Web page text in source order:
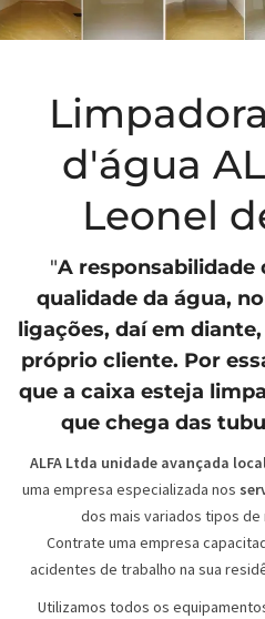
d'água
Leonel
"A responsabilidade
qualidade da água,
ligações, daí em
próprio cliente. Por
que a caixa esteja
que chega das
ALFA Ltda unidade avançada
uma empresa especializada nos
dos mais variados tipos
Contrate uma empresa
acidentes de trabalho na sua
Utilizamos todos os